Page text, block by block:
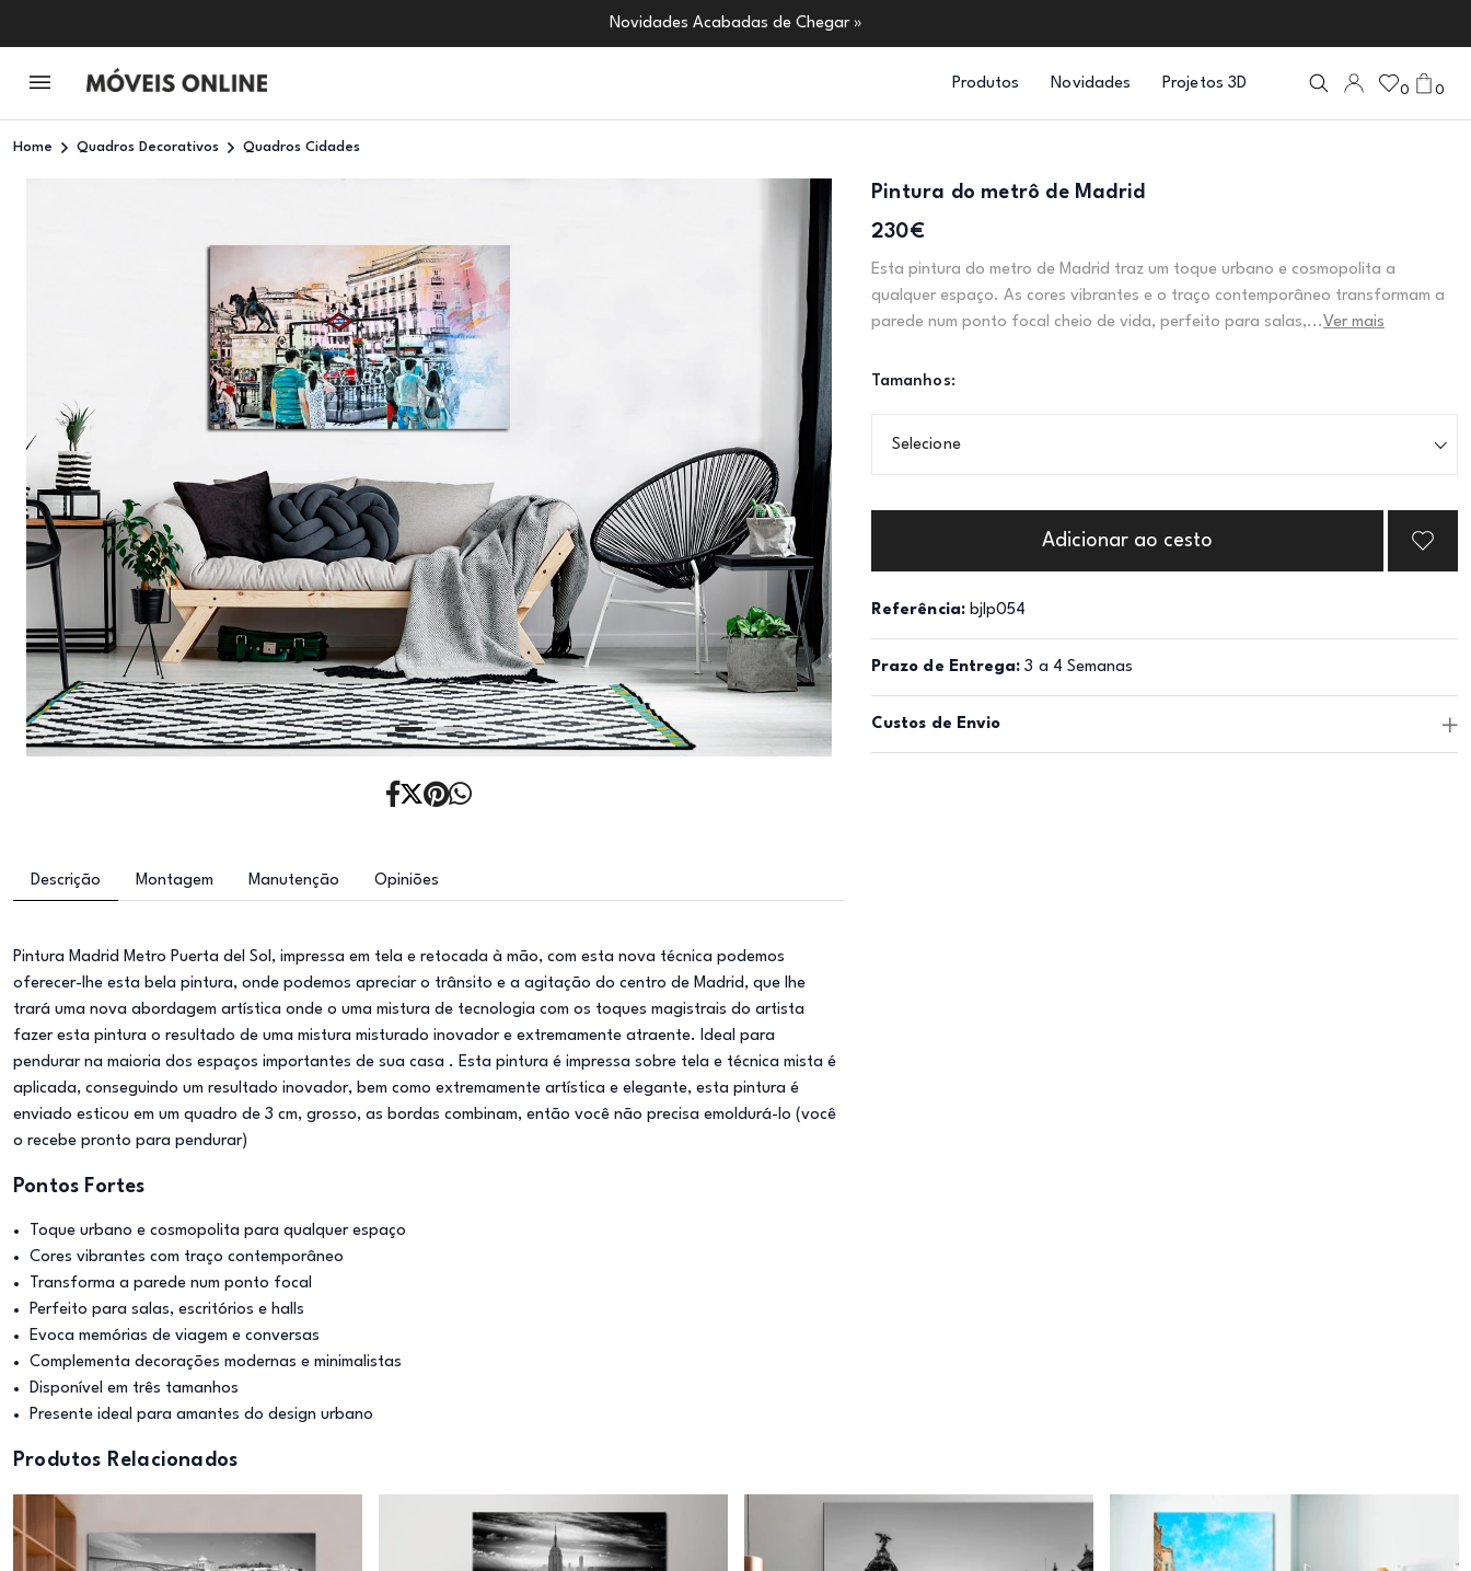
Novidades Acabadas de Chegar »
Produtos Novidades Projetos 3D 0 0
Home Quadros Decorativos Quadros Cidades
Pintura do metrô de Madrid
230€
Esta pintura do metro de Madrid traz um toque urbano e cosmopolita a
qualquer espaço. As cores vibrantes e o traço contemporâneo transformam a
parede num ponto focal cheio de vida, perfeito para salas,... Ver mais
Tamanhos:
Selecione
Adicionar ao cesto
Referência: bjlp054
Prazo de Entrega: 3 a 4 Semanas
Custos de Envio
Descrição Montagem Manutenção Opiniões
Pintura Madrid Metro Puerta del Sol, impressa em tela e retocada à mão, com esta nova técnica podemos
oferecer-lhe esta bela pintura, onde podemos apreciar o trânsito e a agitação do centro de Madrid, que lhe
trará uma nova abordagem artística onde o uma mistura de tecnologia com os toques magistrais do artista
fazer esta pintura o resultado de uma mistura misturado inovador e extremamente atraente. Ideal para
pendurar na maioria dos espaços importantes de sua casa . Esta pintura é impressa sobre tela e técnica mista é
aplicada, conseguindo um resultado inovador, bem como extremamente artística e elegante, esta pintura é
enviado esticou em um quadro de 3 cm, grosso, as bordas combinam, então você não precisa emoldurá-lo (você
o recebe pronto para pendurar)
Pontos Fortes
Toque urbano e cosmopolita para qualquer espaço
Cores vibrantes com traço contemporâneo
Transforma a parede num ponto focal
Perfeito para salas, escritórios e halls
Evoca memórias de viagem e conversas
Complementa decorações modernas e minimalistas
Disponível em três tamanhos
Presente ideal para amantes do design urbano
Produtos Relacionados